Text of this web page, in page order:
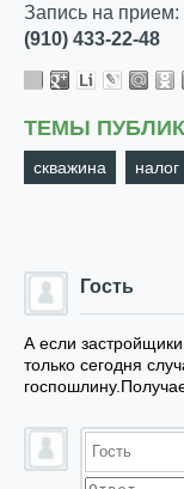
Запись на
(910) 433-22-48
ТЕМЫ
скважина налог
Гость
А если
только сегодня